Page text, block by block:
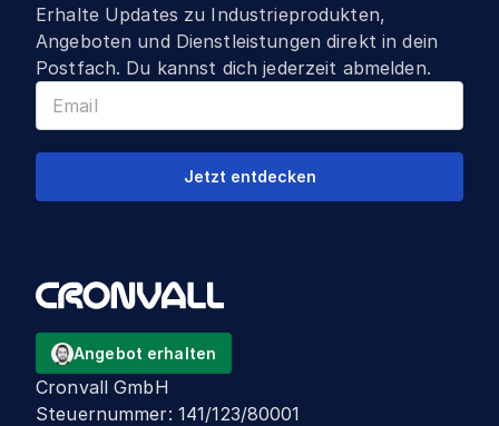
Erhalte Updates zu Industrieprodukten,
Angeboten und Dienstleistungen direkt in dein
Postfach. Du kannst dich jederzeit abmelden.
Jetzt entdecken
Angebot erhalten
Cronvall GmbH
Steuernummer: 141/123/80001